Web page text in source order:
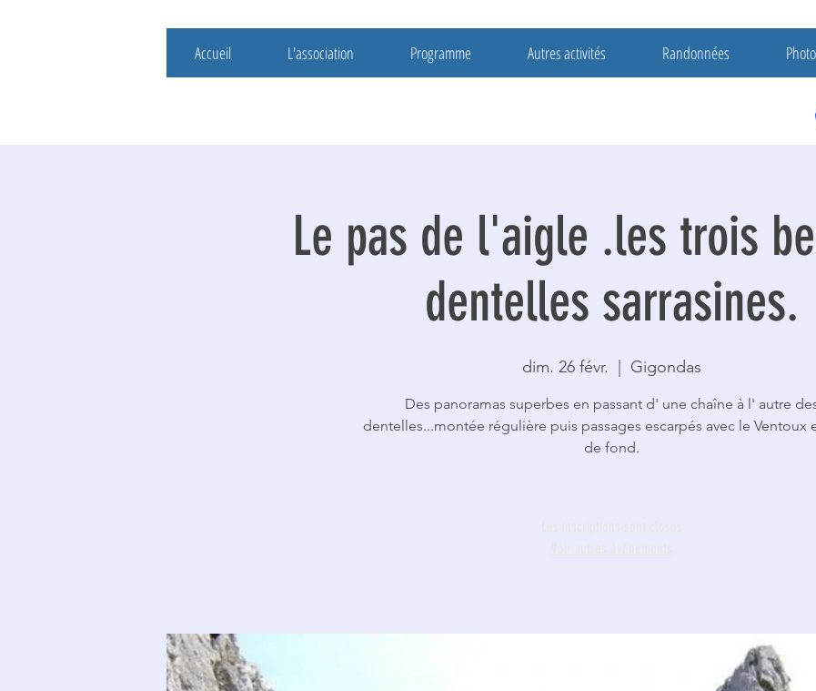
Accueil L'association Programme Autres activités Randonnées
Le pas de l'aigle .les trois
dentelles sarrasines.
dim. 26 févr. Gigondas
Des panoramas superbes en passant d' une chaîne à l' autre
dentelles...montée régulière puis passages escarpés avec le Ventoux
de fond.